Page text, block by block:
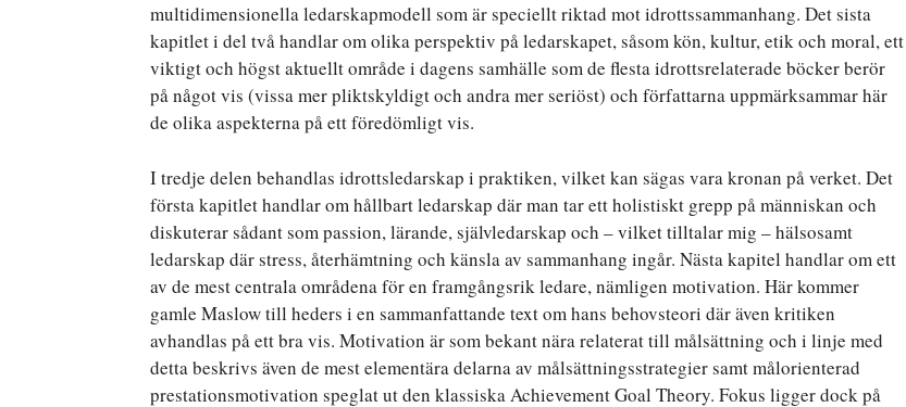
multidimensionella ledarskapmodell som är speciellt riktad mot idrottssammanhang. Det sista
kapitlet i del två handlar om olika perspektiv på ledarskapet, såsom kön, kultur, etik och moral, ett
viktigt och högst aktuellt område i dagens samhälle som de flesta idrottsrelaterade böcker berör
på något vis (vissa mer pliktskyldigt och andra mer seriöst) och författarna uppmärksammar här
de olika aspekterna på ett föredömligt vis.
I tredje delen behandlas idrottsledarskap i praktiken, vilket kan sägas vara kronan på verket. Det
första kapitlet handlar om hållbart ledarskap där man tar ett holistiskt grepp på människan och
diskuterar sådant som passion, lärande, självledarskap och – vilket tilltalar mig – hälsosamt
ledarskap där stress, återhämtning och känsla av sammanhang ingår. Nästa kapitel handlar om ett
av de mest centrala områdena för en framgångsrik ledare, nämligen motivation. Här kommer
gamle Maslow till heders i en sammanfattande text om hans behovsteori där även kritiken
avhandlas på ett bra vis. Motivation är som bekant nära relaterat till målsättning och i linje med
detta beskrivs även de mest elementära delarna av målsättningsstrategier samt målorienterad
prestationsmotivation speglat ut den klassiska Achievement Goal Theory. Fokus ligger dock på